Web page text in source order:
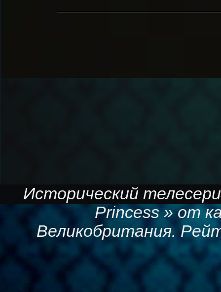
Исторический
Princess » от
Великобритания.